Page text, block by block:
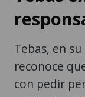
Tebas, en
reconoce
con pedir